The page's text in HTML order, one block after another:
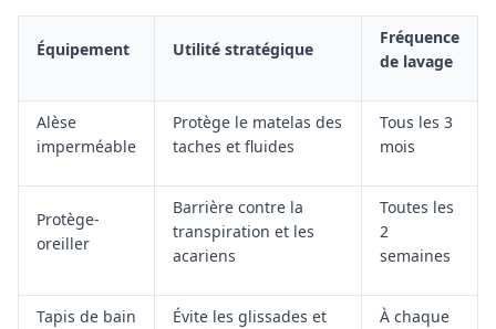
Équipement Utilité stratégique
Fréquence
de lavage
Alèse
imperméable
Protège le matelas des
taches et fluides
Tous les 3
mois
Protège-
oreiller
Barrière contre la
transpiration et les
acariens
Toutes les
2
semaines
Tapis de bain
Évite les glissades et
À chaque